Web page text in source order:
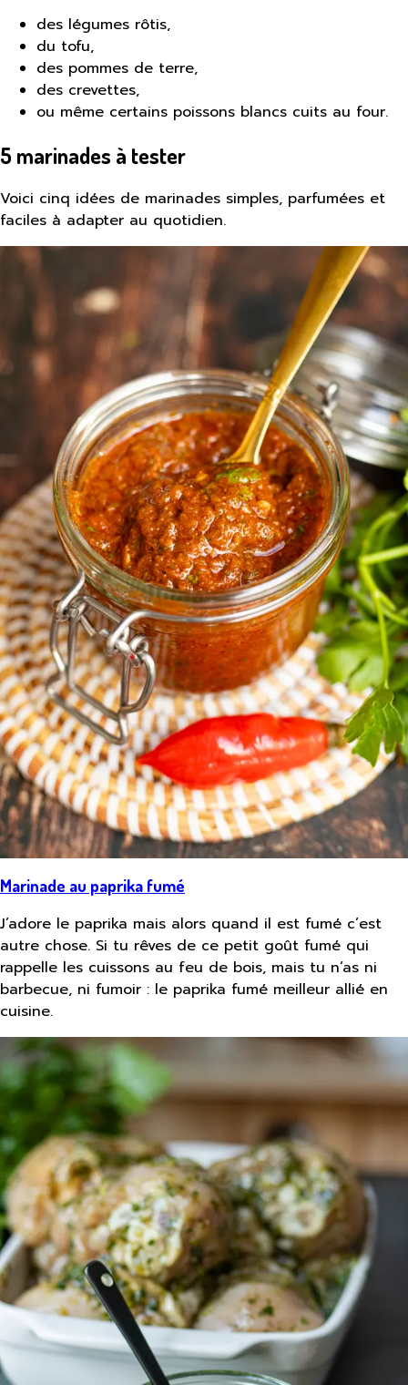
des légumes rôtis,
du tofu,
des pommes de terre,
des crevettes,
ou même certains poissons blancs cuits au four.
5 marinades à tester
Voici cinq idées de marinades simples, parfumées et
faciles à adapter au quotidien.
Marinade au paprika fumé
J’adore le paprika mais alors quand il est fumé c’est
autre chose. Si tu rêves de ce petit goût fumé qui
rappelle les cuissons au feu de bois, mais tu n’as ni
barbecue, ni fumoir : le paprika fumé meilleur allié en
cuisine.